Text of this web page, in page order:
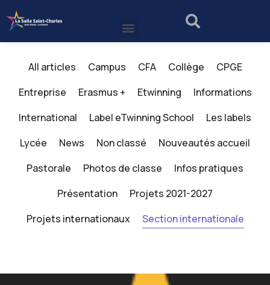
All articles Campus CFA Collège
CPGE
Entreprise
Erasmus + Etwinning
Informations
International
Label eTwinning School
Les labels
Lycée
News Non classé
Nouveautés accueil
Pastorale
Photos de classe
Infos pratiques
Présentation
Projets 2021-2027
Projets internationaux
Section internationale